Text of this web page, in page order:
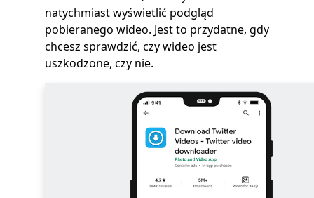
natychmiast wyświetlić podgląd
pobieranego wideo. Jest to przydatne, gdy
chcesz sprawdzić, czy wideo jest
uszkodzone, czy nie.